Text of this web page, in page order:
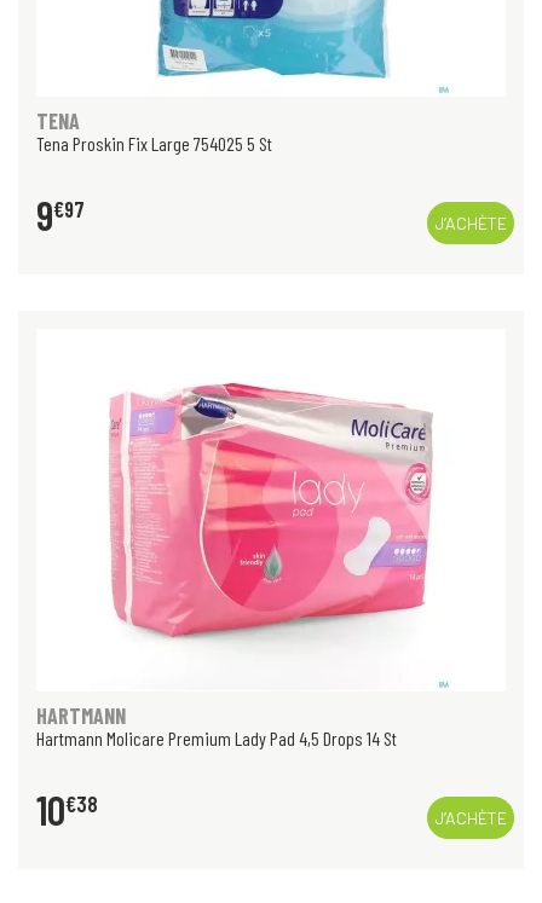
TENA
Tena Proskin Fix Large 754025 5 St
9€97
J’ACHÈTE
HARTMANN
Hartmann Molicare Premium Lady Pad 4,5 Drops 14 St
10€38
J’ACHÈTE